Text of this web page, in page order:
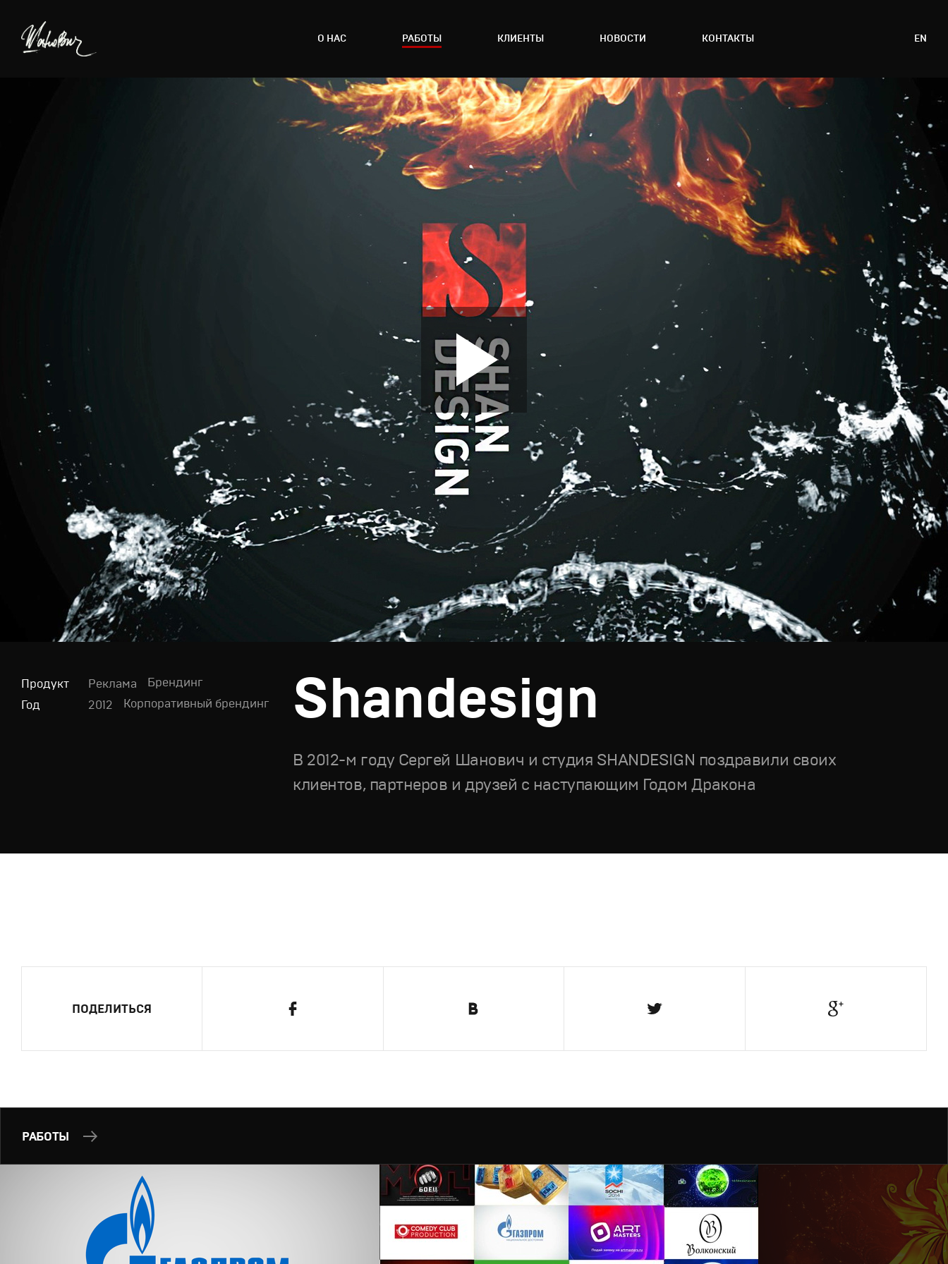
О НАС РАБОТЫ КЛИЕНТЫ НОВОСТИ КОНТАКТЫ EN
Продукт
Реклама
Год
2012
Брендинг
Корпоративный брендинг
Shandesign
В 2012-м году Cергей Шанович и студия SHANDESIGN поздравили своих
клиентов, партнеров и друзей с наступающим Годом Дракона
ПОДЕЛИТЬСЯ
РАБОТЫ